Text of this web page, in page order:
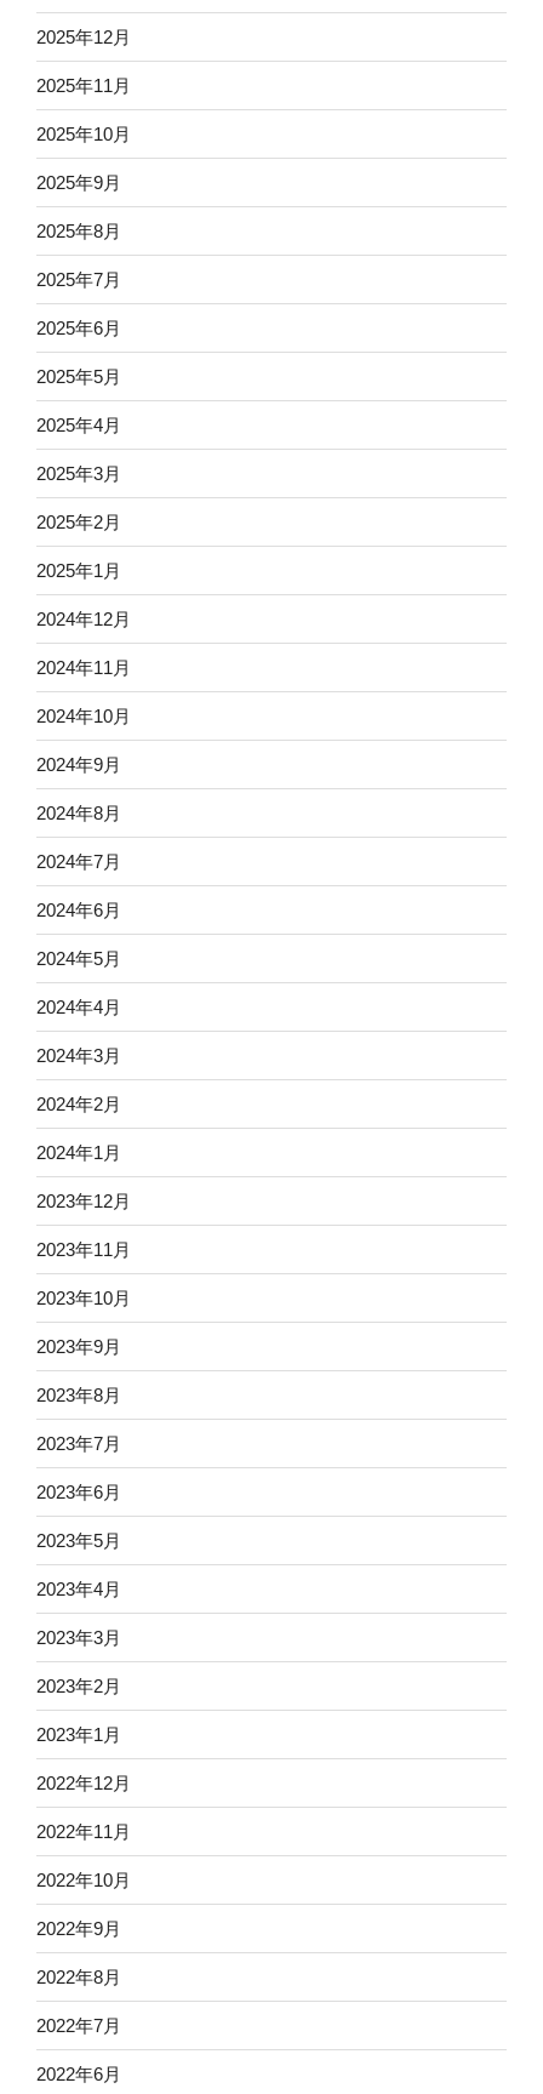
2025年12月
2025年11月
2025年10月
2025年9月
2025年8月
2025年7月
2025年6月
2025年5月
2025年4月
2025年3月
2025年2月
2025年1月
2024年12月
2024年11月
2024年10月
2024年9月
2024年8月
2024年7月
2024年6月
2024年5月
2024年4月
2024年3月
2024年2月
2024年1月
2023年12月
2023年11月
2023年10月
2023年9月
2023年8月
2023年7月
2023年6月
2023年5月
2023年4月
2023年3月
2023年2月
2023年1月
2022年12月
2022年11月
2022年10月
2022年9月
2022年8月
2022年7月
2022年6月